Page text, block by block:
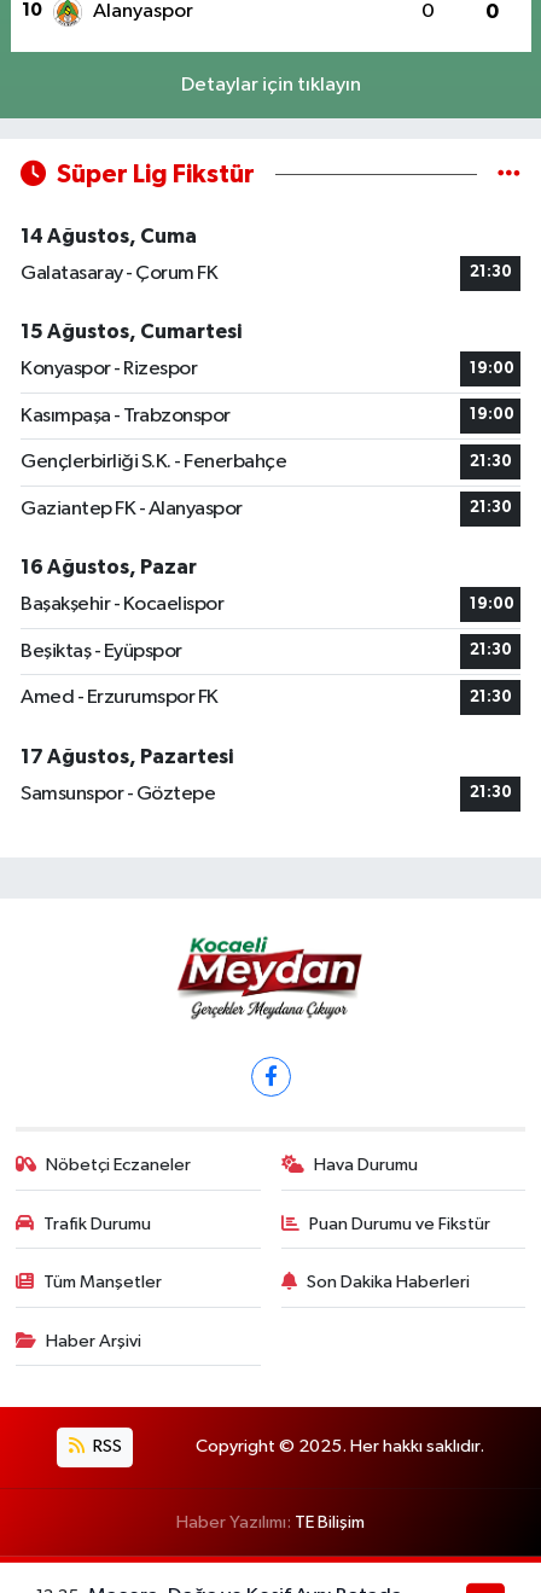
10 Alanyaspor 0 0
Detaylar için tıklayın
Süper Lig Fikstür
14 Ağustos, Cuma
Galatasaray - Çorum FK
21:30
15 Ağustos, Cumartesi
Konyaspor - Rizespor
19:00
Kasımpaşa - Trabzonspor 19:00
Gençlerbirliği S.K. - Fenerbahçe 21:30
Gaziantep FK - Alanyaspor 21:30
16 Ağustos, Pazar
Başakşehir - Kocaelispor
19:00
Beşiktaş - Eyüpspor 21:30
Amed - Erzurumspor FK 21:30
17 Ağustos, Pazartesi
Samsunspor - Göztepe
21:30
Nöbetçi Eczaneler Hava Durumu
Trafik Durumu Puan Durumu ve Fikstür
Tüm Manşetler Son Dakika Haberleri
Haber Arşivi
RSS Copyright © 2025. Her hakkı saklıdır.
Haber Yazılımı: TE Bilişim